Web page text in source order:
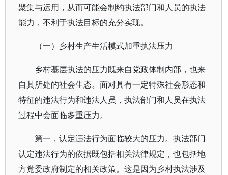
聚集与运用，从而可能会制约执法部门和人员的执法
能力，不利于执法目标的充分实现。
（一）乡村生产生活模式加重执法压力
乡村基层执法的压力既来自党政体制内部，也来
自其所处的社会生态。面对具有一定特殊社会形态和
特征的违法行为和违法人员，执法部门和人员在执法
过程中会面临多重压力。
第一，认定违法行为面临较大的压力。执法部门
认定违法行为的依据既包括相关法律规定，也包括地
方党委政府制定的相关政策。这是因为乡村执法涉及